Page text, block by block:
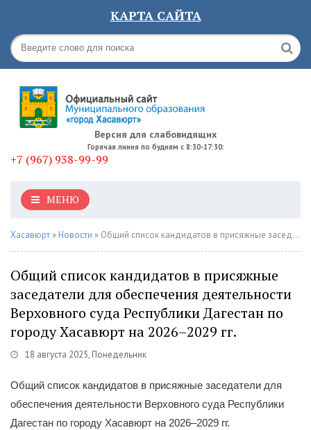
КАРТА САЙТА
Версия для слабовидящих
Горячая линия по будням с 8:30-17:30:
+7 (967) 938-99-99
МЕНЮ
Хасавюрт » Новости » Общий список кандидатов в присяжные заседатели для обеспечения деятельности Верховного суда Республики Дагестан по городу Хасавюрт на 2026–2029 гг.
Общий список кандидатов в присяжные
заседатели для обеспечения деятельности
Верховного суда Республики Дагестан по
городу Хасавюрт на 2026–2029 гг.
18 августа 2025, Понедельник
Общий список кандидатов в присяжные заседатели для
обеспечения деятельности Верховного суда Республики
Дагестан по городу Хасавюрт на 2026–2029 гг.